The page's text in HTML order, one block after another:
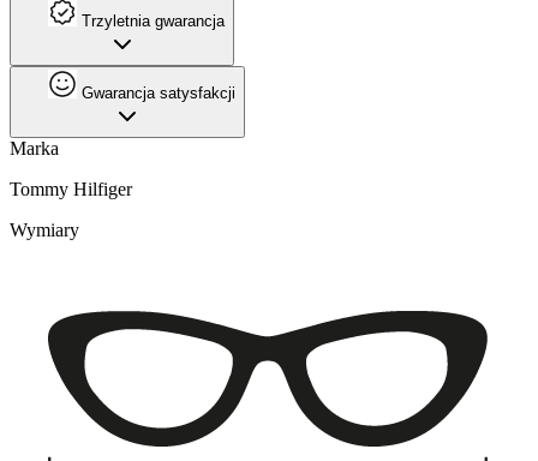
Trzyletnia gwarancja
Gwarancja satysfakcji
Marka
Tommy Hilfiger
Wymiary